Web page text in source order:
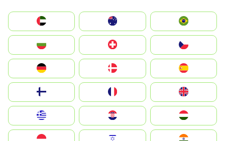
الإمارات العربية المتحدة
Switzerland
Deutschland
United Kingdom
Magyarország